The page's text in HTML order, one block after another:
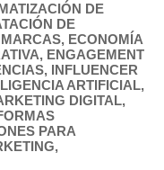
DE
DE
, ECONOMÍA
, ENGAGEMENT
, INFLUENCER
ARTIFICIAL,
DIGITAL,
PARA
,